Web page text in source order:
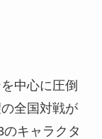
中心に圧倒
全国対戦が
キャラクタ